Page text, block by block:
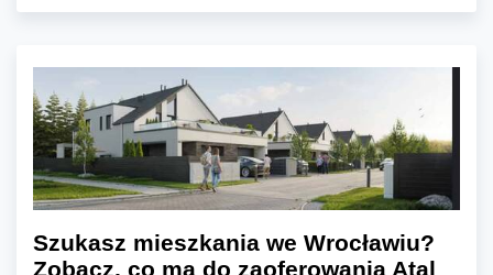
Szukasz mieszkania we Wrocławiu?
Zobacz, co ma do zaoferowania Atal